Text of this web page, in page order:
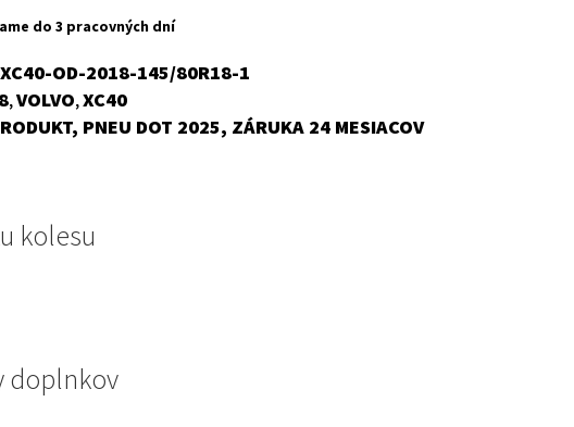
do 3 pracovných dní
XC40-OD-2018-145/80R18-1
,VOLVO,XC40
PNEU DOT 2025, ZÁRUKA 24 MESIACOV
kolesu
doplnkov